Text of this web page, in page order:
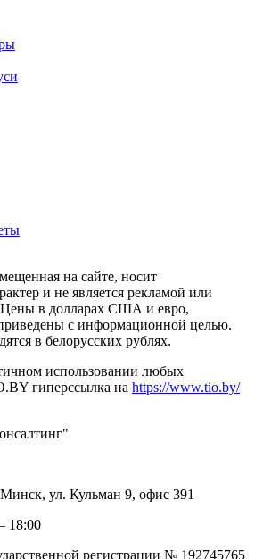
на сайте, носит
и не является рекламой или
в долларах США и евро,
с информационной целью.
в белорусских рублях.
использовании любых
гиперссылка на https://www.tio.by/
ул. Кульман 9, офис 391
18:00
регистрации № 192745765